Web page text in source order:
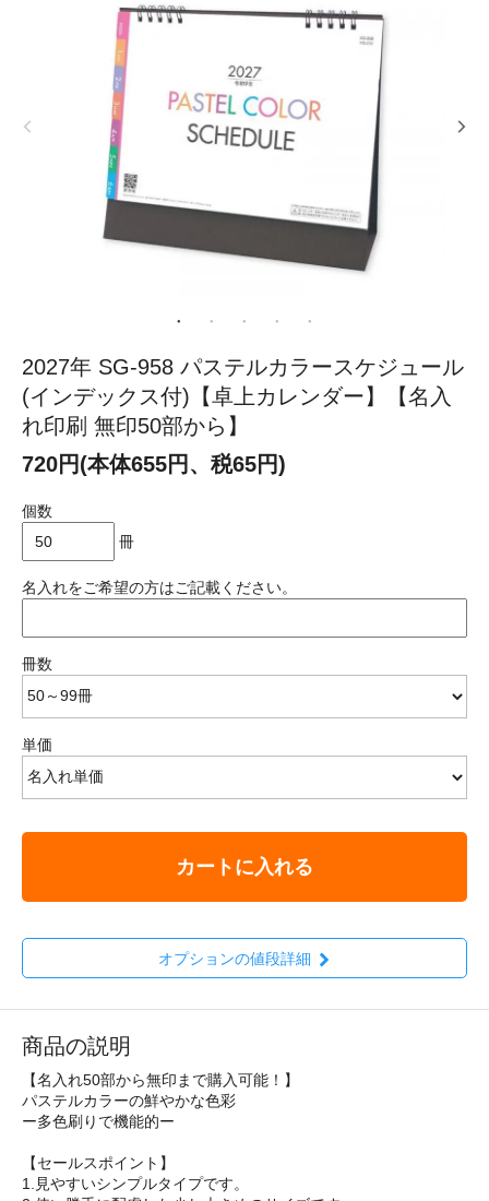
2027年 SG-958 パステルカラースケジュール
(インデックス付)【卓上カレンダー】【名入
れ印刷 無印50部から】
720円(本体655円、税65円)
個数
冊
名入れをご希望の方はご記載ください。
冊数
単価
カートに入れる
オプションの値段詳細
商品の説明
【名入れ50部から無印まで購入可能！】
パステルカラーの鮮やかな色彩
ー多色刷りで機能的ー
【セールスポイント】
1.見やすいシンプルタイプです。